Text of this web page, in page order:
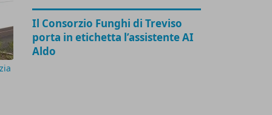
Il Consorzio Funghi di Treviso
porta in etichetta l’assistente AI
Aldo